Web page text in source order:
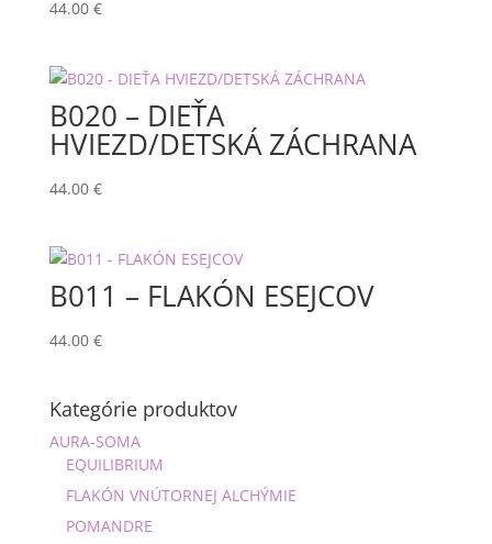
44.00 €
B020 – DIEŤA
HVIEZD/DETSKÁ ZÁCHRANA
44.00 €
B011 – FLAKÓN ESEJCOV
44.00 €
Kategórie produktov
AURA-SOMA
EQUILIBRIUM
FLAKÓN VNÚTORNEJ ALCHÝMIE
POMANDRE